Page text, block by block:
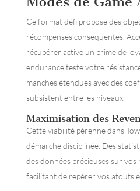
Ce format défi propose des
récompenses conséquentes.
récupérer active un prime de
endurance teste votre
manches étendues avec des
subsistent entre les niveaux.
Maximisation des
Cette viabilité pérenne dans
démarche disciplinée. Des
des données précieuses sur
facilitant de repérer vos atouts